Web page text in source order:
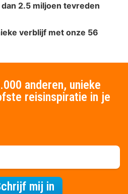
2.5 miljoen tevreden
verblijf met onze 56
anderen, unieke
reisinspiratie in je
mij in